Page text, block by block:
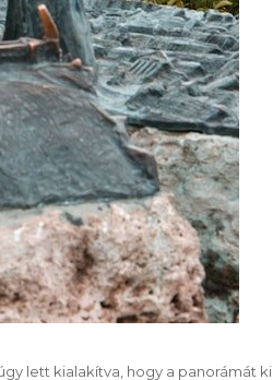
lett kialakítva, hogy a panorámát ki